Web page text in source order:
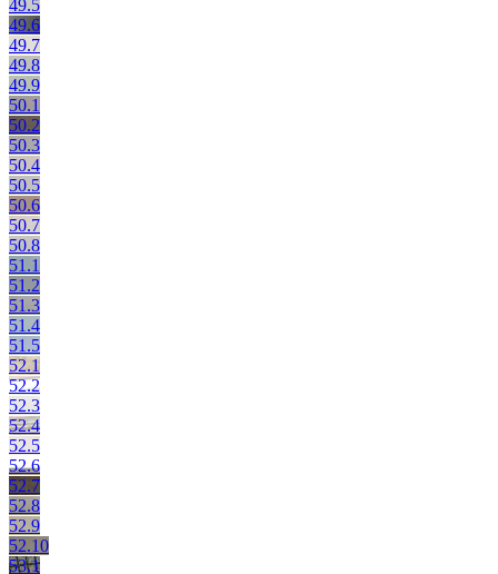
49.5
49.6
49.7
49.8
49.9
50.1
50.2
50.3
50.4
50.5
50.6
50.7
50.8
51.1
51.2
51.3
51.4
51.5
52.1
52.2
52.3
52.4
52.5
52.6
52.7
52.8
52.9
52.10
53.1